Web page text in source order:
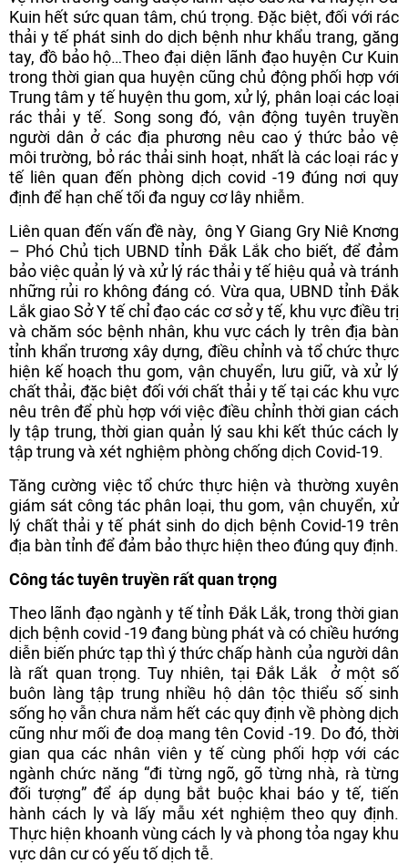
Kuin hết sức quan tâm, chú trọng. Đặc biệt, đối với rác
thải y tế phát sinh do dịch bệnh như khẩu trang, găng
tay, đồ bảo hộ…Theo đại diện lãnh đạo huyện Cư Kuin
trong thời gian qua huyện cũng chủ động phối hợp với
Trung tâm y tế huyện thu gom, xử lý, phân loại các loại
rác thải y tế. Song song đó, vận động tuyên truyền
người dân ở các địa phương nêu cao ý thức bảo vệ
môi trường, bỏ rác thải sinh hoạt, nhất là các loại rác y
tế liên quan đến phòng dịch covid -19 đúng nơi quy
định để hạn chế tối đa nguy cơ lây nhiễm.
Liên quan đến vấn đề này, ông Y Giang Gry Niê Knơng
– Phó Chủ tịch UBND tỉnh Đắk Lắk cho biết, để đảm
bảo việc quản lý và xử lý rác thải y tế hiệu quả và tránh
những rủi ro không đáng có. Vừa qua, UBND tỉnh Đắk
Lắk giao Sở Y tế chỉ đạo các cơ sở y tế, khu vực điều trị
và chăm sóc bệnh nhân, khu vực cách ly trên địa bàn
tỉnh khẩn trương xây dựng, điều chỉnh và tổ chức thực
hiện kế hoạch thu gom, vận chuyển, lưu giữ, và xử lý
chất thải, đặc biệt đối với chất thải y tế tại các khu vực
nêu trên để phù hợp với việc điều chỉnh thời gian cách
ly tập trung, thời gian quản lý sau khi kết thúc cách ly
tập trung và xét nghiệm phòng chống dịch Covid-19.
Tăng cường việc tổ chức thực hiện và thường xuyên
giám sát công tác phân loại, thu gom, vận chuyển, xử
lý chất thải y tế phát sinh do dịch bệnh Covid-19 trên
địa bàn tỉnh để đảm bảo thực hiện theo đúng quy định.
Công tác tuyên truyền rất quan trọng
Theo lãnh đạo ngành y tế tỉnh Đắk Lắk, trong thời gian
dịch bệnh covid -19 đang bùng phát và có chiều hướng
diễn biến phức tạp thì ý thức chấp hành của người dân
là rất quan trọng. Tuy nhiên, tại Đắk Lắk ở một số
buôn làng tập trung nhiều hộ dân tộc thiểu số sinh
sống họ vẫn chưa nắm hết các quy định về phòng dịch
cũng như mối đe doạ mang tên Covid -19. Do đó, thời
gian qua các nhân viên y tế cùng phối hợp với các
ngành chức năng “đi từng ngõ, gõ từng nhà, rà từng
đối tượng” để áp dụng bắt buộc khai báo y tế, tiến
hành cách ly và lấy mẫu xét nghiệm theo quy định.
Thực hiện khoanh vùng cách ly và phong tỏa ngay khu
vực dân cư có yếu tố dịch tễ.